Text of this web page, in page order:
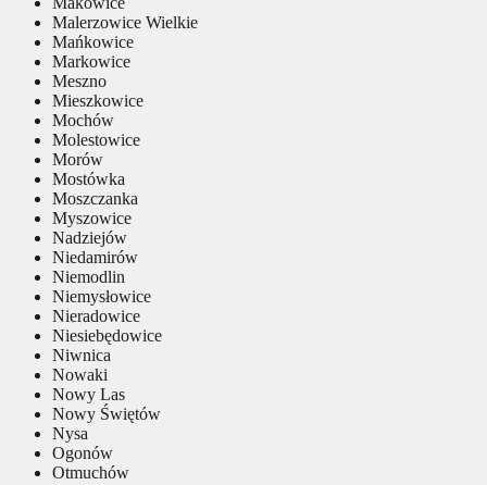
Malerzowice Wielkie
Mańkowice
Markowice
Meszno
Mieszkowice
Mochów
Molestowice
Morów
Mostówka
Moszczanka
Myszowice
Nadziejów
Niedamirów
Niemodlin
Niemysłowice
Nieradowice
Niesiebędowice
Niwnica
Nowaki
Nowy Las
Nowy Świętów
Nysa
Ogonów
Otmuchów